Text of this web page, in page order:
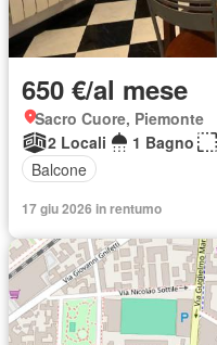
650 €/al mese
Sacro Cuore, Piemonte
2 Locali
1 Bagno
Balcone
17 giu 2026 in rentumo